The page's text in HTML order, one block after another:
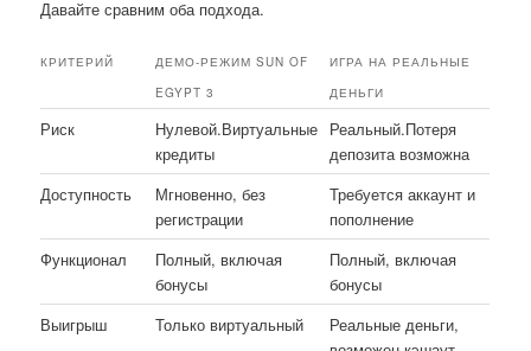
Давайте сравним оба подхода.
КРИТЕРИЙ
ДЕМО-РЕЖИМ SUN OF
EGYPT 3
ИГРА НА РЕАЛЬНЫЕ
ДЕНЬГИ
Риск
Нулевой.Виртуальные
кредиты
Реальный.Потеря
депозита возможна
Доступность
Мгновенно, без
регистрации
Требуется аккаунт и
пополнение
Функционал
Полный, включая
бонусы
Полный, включая
бонусы
Выигрыш
Только виртуальный
Реальные деньги,